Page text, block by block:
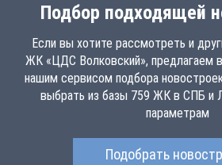
Подбор подходящей
Если вы хотите рассмотреть и
ЖК «ЦДС Волковский», предлагаем
нашим сервисом подбора
выбрать из базы 759 ЖК в СПБ и
параметрам
Подобрать